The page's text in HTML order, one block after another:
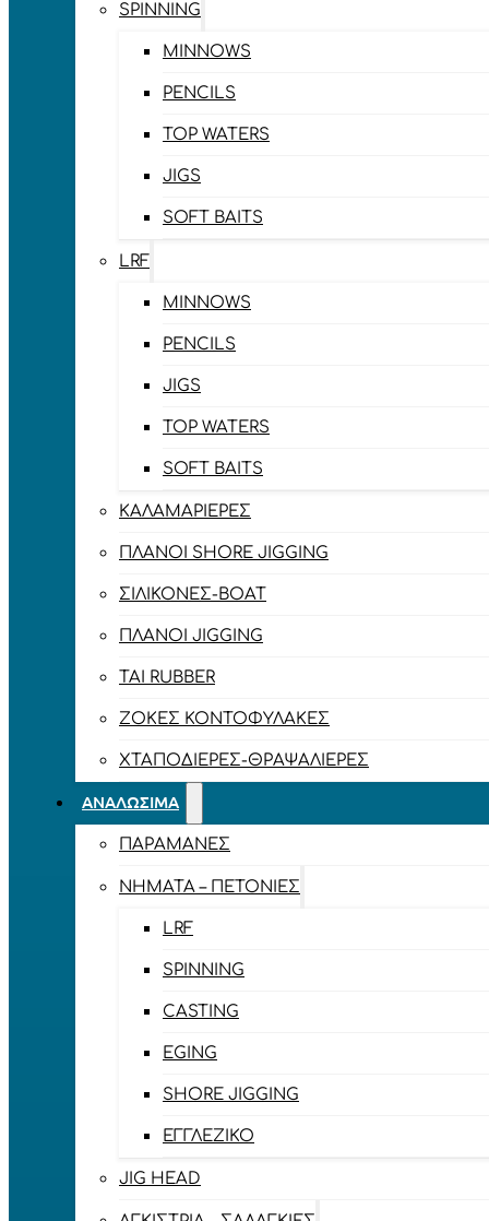
SPINNING
MINNOWS
PENCILS
TOP WATERS
JIGS
SOFT BAITS
LRF
MINNOWS
PENCILS
JIGS
TOP WATERS
SOFT BAITS
ΚΑΛΑΜΑΡΙΈΡΕΣ
ΠΛΆΝΟΙ SHORE JIGGING
ΣΙΛΙΚΌΝΕΣ-BOAT
ΠΛΆΝΟΙ JIGGING
TAI RUBBER
ΖΌΚΕΣ ΚΟΝΤΟΦΎΛΑΚΕΣ
ΧΤΑΠΟΔΙΈΡΕΣ-ΘΡΑΨΑΛΙΈΡΕΣ
ΑΝΑΛΏΣΙΜΑ
ΠΑΡΑΜΆΝΕΣ
ΝΉΜΑΤΑ – ΠΕΤΟΝΙΈΣ
LRF
SPINNING
CASTING
EGING
SHORE JIGGING
ΕΓΓΛΈΖΙΚΟ
JIG HEAD